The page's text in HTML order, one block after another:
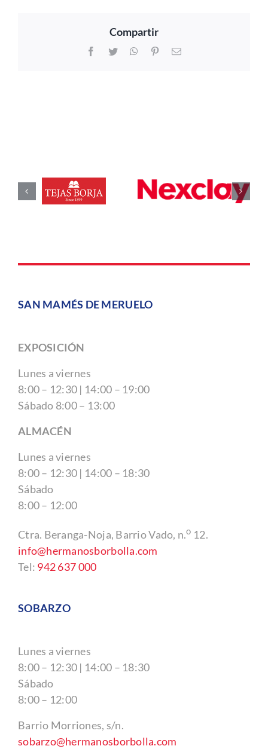
Compartir
Facebook
Twitter WhatsApp
PinterestCorreo
SAN MAMÉS DE MERUELO
EXPOSICIÓN
Lunes a viernes
8:00 – 12:30 | 14:00 – 19:00
Sábado 8:00 – 13:00
ALMACÉN
Lunes a viernes
8:00 – 12:30 | 14:00 – 18:30
Sábado
8:00 – 12:00
Ctra. Beranga-Noja, Barrio Vado, n.o 12.
info@hermanosborbolla.com
Tel: 942 637 000
SOBARZO
Lunes a viernes
8:00 – 12:30 | 14:00 – 18:30
Sábado
8:00 – 12:00
Barrio Morriones, s/n.
sobarzo@hermanosborbolla.com